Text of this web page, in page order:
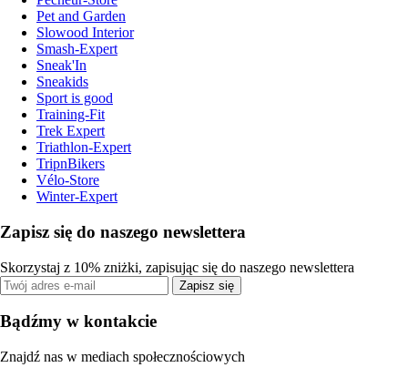
Pet and Garden
Slowood Interior
Smash-Expert
Sneak'In
Sneakids
Sport is good
Training-Fit
Trek Expert
Triathlon-Expert
TripnBikers
Vélo-Store
Winter-Expert
Zapisz się do naszego newslettera
Skorzystaj z 10% zniżki, zapisując się do naszego newslettera
Zapisz się
Bądźmy w kontakcie
Znajdź nas w mediach społecznościowych